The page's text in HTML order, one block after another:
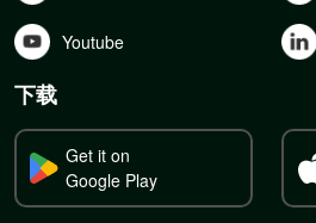
Youtube
下载
Get it on
Google Play